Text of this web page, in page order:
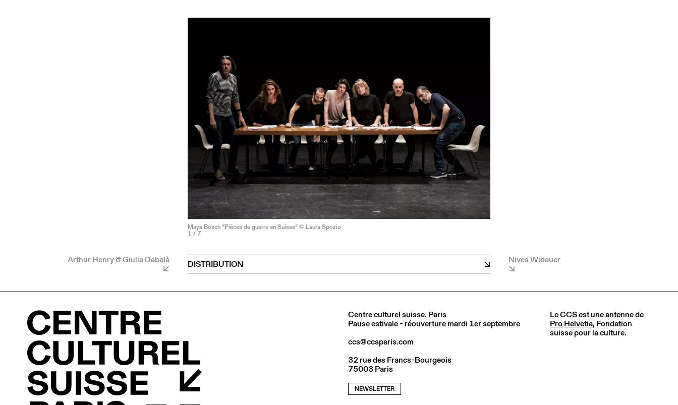
Arthur Henry & Giulia Dabalà
Maya Bösch “Pièces de guerre en Suisse” © Laura Spozio
1 / 7
DISTRIBUTION Nives Widauer
Centre culturel suisse. Paris
Pause estivale - réouverture mardi 1er septembre
ccs@ccsparis.com
32 rue des Francs-Bourgeois
75003 Paris
NEWSLETTER
Le CCS est une antenne de
Pro Helvetia, Fondation
suisse pour la culture.